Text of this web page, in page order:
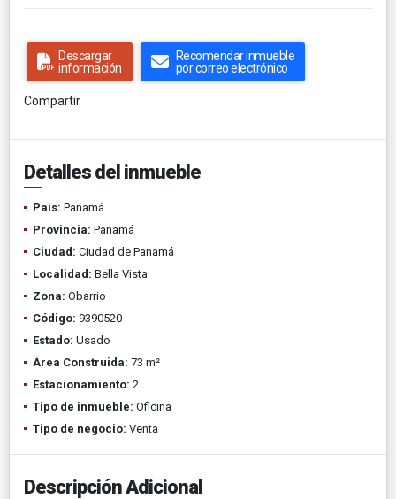
Descargar
información
Recomendar inmueble
por correo electrónico
Compartir
Detalles del inmueble
País: Panamá
Provincia: Panamá
Ciudad: Ciudad de Panamá
Localidad: Bella Vista
Zona: Obarrio
Código: 9390520
Estado: Usado
Área Construida: 73 m²
Estacionamiento: 2
Tipo de inmueble: Oficina
Tipo de negocio: Venta
Descripción Adicional